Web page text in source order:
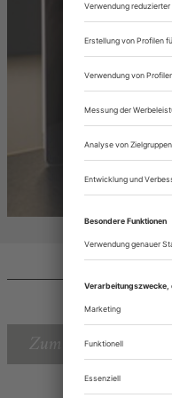
Zum Inhaltsverzeichnis